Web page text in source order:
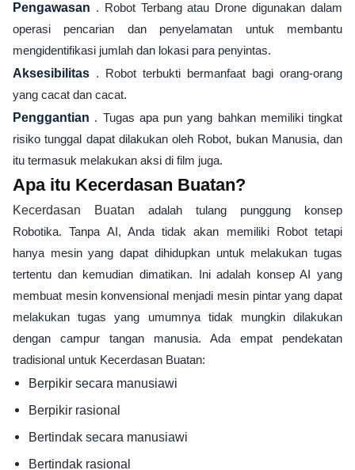
Pengawasan . Robot Terbang atau Drone digunakan dalam
operasi pencarian dan penyelamatan untuk membantu
mengidentifikasi jumlah dan lokasi para penyintas.
Aksesibilitas . Robot terbukti bermanfaat bagi orang-orang
yang cacat dan cacat.
Penggantian . Tugas apa pun yang bahkan memiliki tingkat
risiko tunggal dapat dilakukan oleh Robot, bukan Manusia, dan
itu termasuk melakukan aksi di film juga.
Apa itu Kecerdasan Buatan?
Kecerdasan Buatan adalah tulang punggung konsep
Robotika. Tanpa AI, Anda tidak akan memiliki Robot tetapi
hanya mesin yang dapat dihidupkan untuk melakukan tugas
tertentu dan kemudian dimatikan. Ini adalah konsep AI yang
membuat mesin konvensional menjadi mesin pintar yang dapat
melakukan tugas yang umumnya tidak mungkin dilakukan
dengan campur tangan manusia. Ada empat pendekatan
tradisional untuk Kecerdasan Buatan:
Berpikir secara manusiawi
Berpikir rasional
Bertindak secara manusiawi
Bertindak rasional